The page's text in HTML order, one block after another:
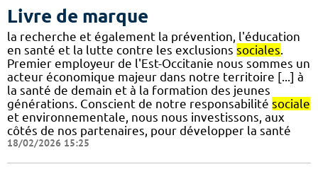
Livre de marque
la recherche et également la prévention, l'éducation
en santé et la lutte contre les exclusions sociales.
Premier employeur de l'Est-Occitanie nous sommes un
acteur économique majeur dans notre territoire [...] à
la santé de demain et à la formation des jeunes
générations. Conscient de notre responsabilité sociale
et environnementale, nous nous investissons, aux
côtés de nos partenaires, pour développer la santé
18/02/2026 15:25